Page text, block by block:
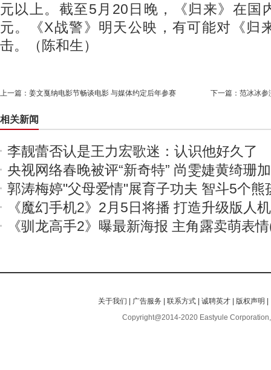
元以上。截至5月20日晚，《归来》在国
元。《X战警》明天公映，有可能对《归
击。（陈和生）
上一篇： 姜文戛纳电影节畅谈电影 与媒体约定后年参赛 下一篇： 范冰冰参
相关新闻
李靓蕾否认是王力宏歌迷：认识他好久了
央视网络春晚被评“新奇特” 尚雯婕黄绮珊
郭涛梅婷"父母爱情"展育子功夫 智斗5个熊
《魔幻手机2》2月5日将播 打造升级版人
《驯龙高手2》曝最新海报 主角露卖萌表
关于我们 广告服务 |联系方式 |诚聘英才 版权声明
Copyright@2014-2020 Eastyule